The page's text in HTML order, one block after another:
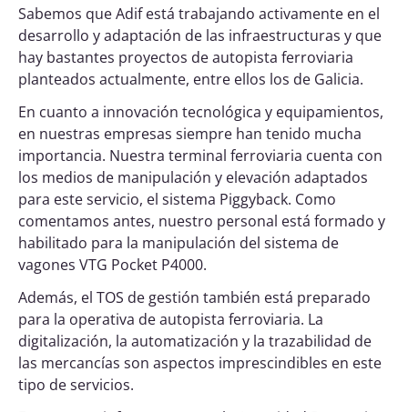
Sabemos que Adif está trabajando activamente en el
desarrollo y adaptación de las infraestructuras y que
hay bastantes proyectos de autopista ferroviaria
planteados actualmente, entre ellos los de Galicia.
En cuanto a innovación tecnológica y equipamientos,
en nuestras empresas siempre han tenido mucha
importancia. Nuestra terminal ferroviaria cuenta con
los medios de manipulación y elevación adaptados
para este servicio, el sistema Piggyback. Como
comentamos antes, nuestro personal está formado y
habilitado para la manipulación del sistema de
vagones VTG Pocket P4000.
Además, el TOS de gestión también está preparado
para la operativa de autopista ferroviaria. La
digitalización, la automatización y la trazabilidad de
las mercancías son aspectos imprescindibles en este
tipo de servicios.